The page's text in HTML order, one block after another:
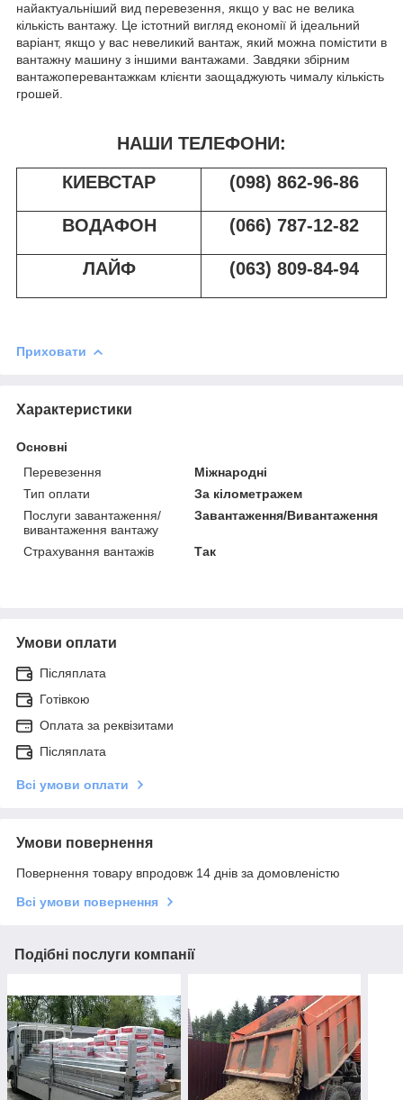
найактуальніший вид перевезення, якщо у вас не велика
кількість вантажу. Це істотний вигляд економії й ідеальний
варіант, якщо у вас невеликий вантаж, який можна помістити в
вантажну машину з іншими вантажами. Завдяки збірним
вантажоперевантажкам клієнти заощаджують чималу кількість
грошей.
НАШИ ТЕЛЕФОНИ:
КИЕВСТАР
(098) 862-96-86
ВОДАФОН (066) 787-12-82
ЛАЙФ (063) 809-84-94
Приховати
Характеристики
Основні
Перевезення
Міжнародні
Тип оплати
За кілометражем
Послуги завантаження/
вивантаження вантажу
Завантаження/Вивантаження
Страхування вантажів Так
Умови оплати
Післяплата
Готівкою
Оплата за реквізитами
Післяплата
Всі умови оплати
Умови повернення
Повернення товару впродовж 14 днів за домовленістю
Всі умови повернення
Подібні послуги компанії